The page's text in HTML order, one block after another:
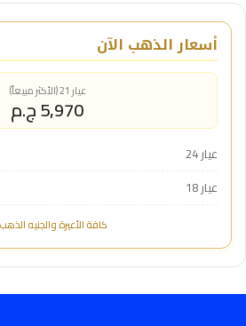
أسعار الذهب الآن
عيار 21 (الأكثر مبيعاً)
5,970 ج.م
عيار 24
عيار 18
كافة الأعيرة والجنيه